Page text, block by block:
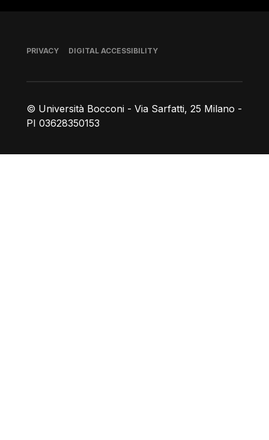
© Università Bocconi - Via Sarfatti, 25 Milano -
PI 03628350153
Footer
PRIVACY DIGITAL ACCESSIBILITY